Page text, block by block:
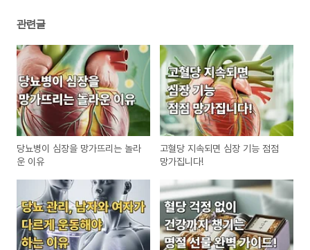
관련글
당뇨병이 심장을 망가뜨리는 놀라
운 이유
고혈당 지속되면 심장 기능 점점
망가집니다!